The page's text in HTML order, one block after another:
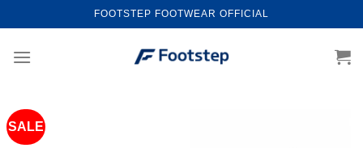
to
content
FOOTSTEP FOOTWEAR OFFICIAL
SALE